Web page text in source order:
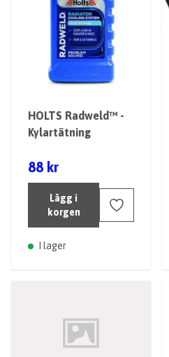
HOLTS Radweld™ -
Kylartätning
88 kr
Lägg i
korgen
I lager